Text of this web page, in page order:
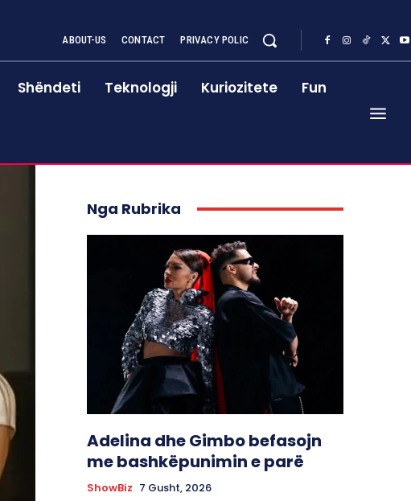
ABOUT-US CONTACT PRIVACY POLIC
Shëndeti Teknologji Kuriozitete Fun
Nga Rubrika
Adelina dhe Gimbo befasojn
me bashkëpunimin e parë
ShowBiz 7 Gusht, 2026